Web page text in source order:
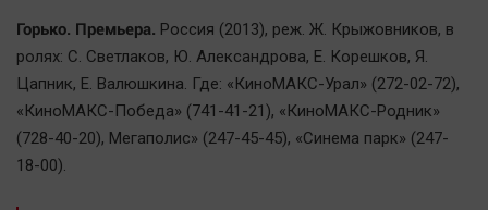
Статистика
Челябинск космический
Другие рубрики
Bookworms
English version
Горько. Премьера. Россия (2013), реж. Ж. Крыжовников, в
ролях: С. Светлаков, Ю. Александрова, Е. Корешков, Я.
Цапник, Е. Валюшкина. Где: «КиноМАКС-Урал» (272-02-72),
«КиноМАКС-Победа» (741-41-21), «КиноМАКС-Родник»
(728-40-20), Мегаполис» (247-45-45), «Синема парк» (247-
18-00).